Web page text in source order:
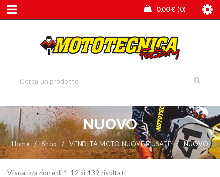
0,00€ 0
NUOVO
Home / Shop / VENDITA MOTO NUOVE E USATE / NUOVO
Visualizzazione di 1-12 di 139 risultati